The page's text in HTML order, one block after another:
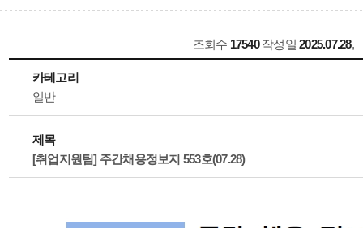
조회수 17540 작성일2025.07.28,
카테고리
일반
제목
[취업지원팀] 주간채용정보지 553호(07.28)